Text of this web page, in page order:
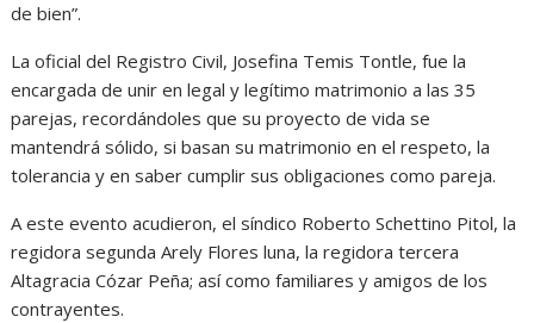
de bien”.
La oficial del Registro Civil, Josefina Temis Tontle, fue la
encargada de unir en legal y legítimo matrimonio a las 35
parejas, recordándoles que su proyecto de vida se
mantendrá sólido, si basan su matrimonio en el respeto, la
tolerancia y en saber cumplir sus obligaciones como pareja.
A este evento acudieron, el síndico Roberto Schettino Pitol, la
regidora segunda Arely Flores luna, la regidora tercera
Altagracia Cózar Peña; así como familiares y amigos de los
contrayentes.